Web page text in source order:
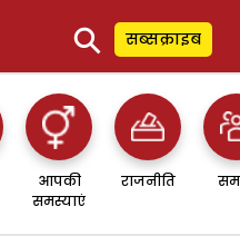
⚲ सब्सक्राइब
आपकी
समस्याएं
राजनीति